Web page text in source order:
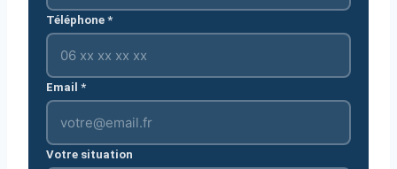
Téléphone *
Email *
Votre situation